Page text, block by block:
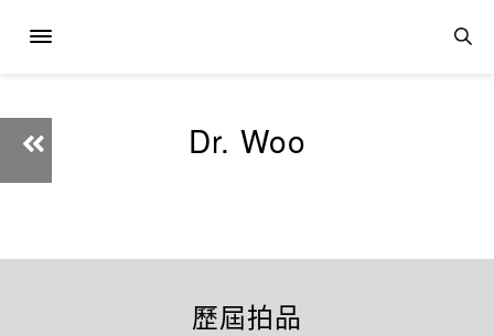
Dr. Woo
歷屆拍品